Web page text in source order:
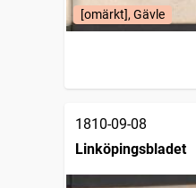
[omärkt], Gävle
1810-09-08
Linköpingsbladet